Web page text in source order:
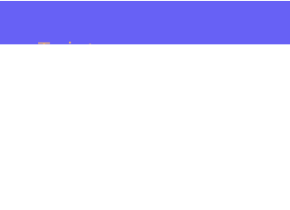
¿Te interesa conocer